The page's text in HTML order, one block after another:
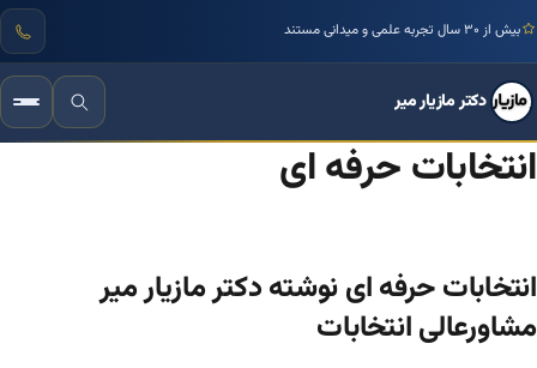
بیش از ۳۰ سال تجربه علمی و میدانی مستند
دکتر مازیار میر
انتخابات حرفه ای
انتخابات حرفه ای نوشته دکتر مازیار میر
مشاورعالی انتخابات